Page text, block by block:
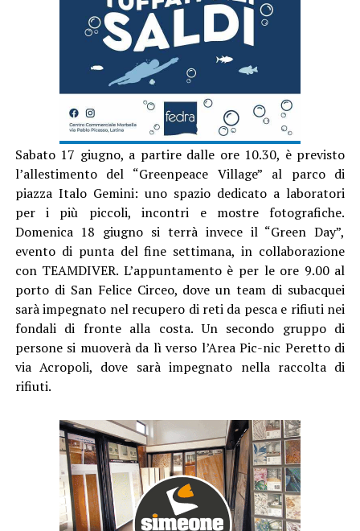
Sabato 17 giugno, a partire dalle ore 10.30, è previsto
l’allestimento del “Greenpeace Village” al parco di
piazza Italo Gemini: uno spazio dedicato a laboratori
per i più piccoli, incontri e mostre fotografiche.
Domenica 18 giugno si terrà invece il “Green Day”,
evento di punta del fine settimana, in collaborazione
con TEAMDIVER. L’appuntamento è per le ore 9.00 al
porto di San Felice Circeo, dove un team di subacquei
sarà impegnato nel recupero di reti da pesca e rifiuti nei
fondali di fronte alla costa. Un secondo gruppo di
persone si muoverà da lì verso l’Area Pic-nic Peretto di
via Acropoli, dove sarà impegnato nella raccolta di
rifiuti.